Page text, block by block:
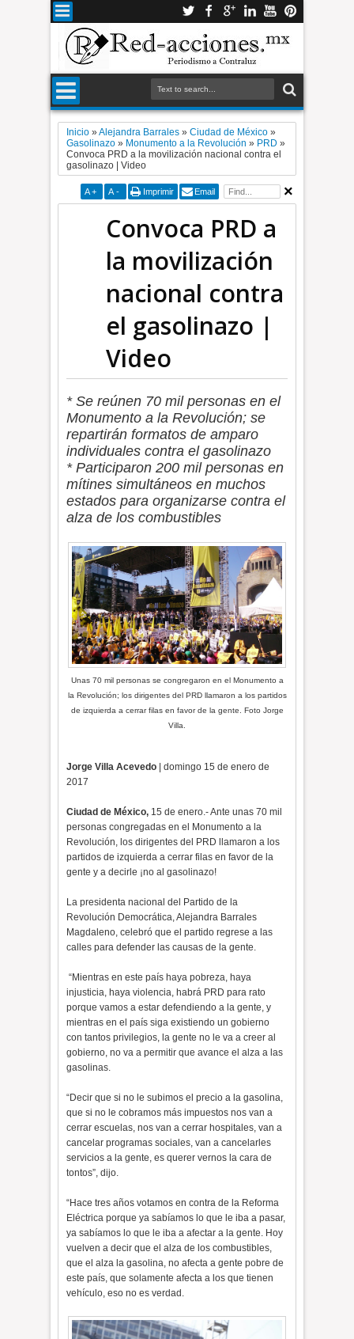
Inicio »Alejandra Barrales »Ciudad de México »
Gasolinazo » Monumento a la Revolución » PRD »
Convoca PRD a la movilización nacional contra el
gasolinazo | Video
A + A - Imprimir Email
Convoca PRD a
la movilización
nacional contra
el gasolinazo |
Video
* Se reúnen 70 mil personas en el
Monumento a la Revolución; se
repartirán formatos de amparo
individuales contra el gasolinazo
* Participaron 200 mil personas en
mítines simultáneos en muchos
estados para organizarse contra el
alza de los combustibles
Unas 70 mil personas se congregaron en el Monumento a
la Revolución; los dirigentes del PRD llamaron a los partidos
de izquierda a cerrar filas en favor de la gente. Foto Jorge
Villa.
Jorge Villa Acevedo | domingo 15 de enero de
2017
Ciudad de México, 15 de enero.- Ante unas 70 mil
personas congregadas en el Monumento a la
Revolución, los dirigentes del PRD llamaron a los
partidos de izquierda a cerrar filas en favor de la
gente y a decirle ¡no al gasolinazo!
La presidenta nacional del Partido de la
Revolución Democrática, Alejandra Barrales
Magdaleno, celebró que el partido regrese a las
calles para defender las causas de la gente.
“Mientras en este país haya pobreza, haya
injusticia, haya violencia, habrá PRD para rato
porque vamos a estar defendiendo a la gente, y
mientras en el país siga existiendo un gobierno
con tantos privilegios, la gente no le va a creer al
gobierno, no va a permitir que avance el alza a las
gasolinas.
“Decir que si no le subimos el precio a la gasolina,
que si no le cobramos más impuestos nos van a
cerrar escuelas, nos van a cerrar hospitales, van a
cancelar programas sociales, van a cancelarles
servicios a la gente, es querer vernos la cara de
tontos”, dijo.
“Hace tres años votamos en contra de la Reforma
Eléctrica porque ya sabíamos lo que le iba a pasar,
ya sabíamos lo que le iba a afectar a la gente. Hoy
vuelven a decir que el alza de los combustibles,
que el alza la gasolina, no afecta a gente pobre de
este país, que solamente afecta a los que tienen
vehículo, eso no es verdad.